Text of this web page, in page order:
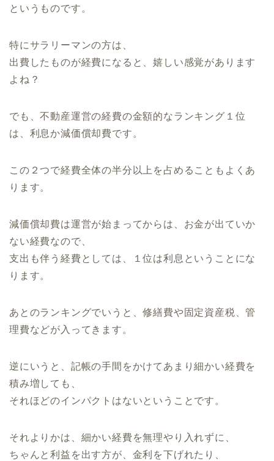
というものです。
特にサラリーマンの方は、
出費したものが経費になると、嬉しい感覚があります
よね？
でも、不動産運営の経費の金額的なランキング１位
は、 利息か減価償却費です。
この２つで経費全体の半分以上を占めることもよくあ
ります。
減価償却費は運営が始まってからは、 お金が出ていか
ない経費なので、
支出も伴う経費としては、１位は利息ということにな
ります。
あとのランキングでいうと、修繕費や固定資産税、管
理費などが入ってきます。
逆にいうと、 記帳の手間をかけてあまり細かい経費を
積み増しても、
それほどのインパクトはないということです。
それよりかは、細かい経費を無理やり入れずに、
ちゃんと利益を出す方が、金利を下げれたり、